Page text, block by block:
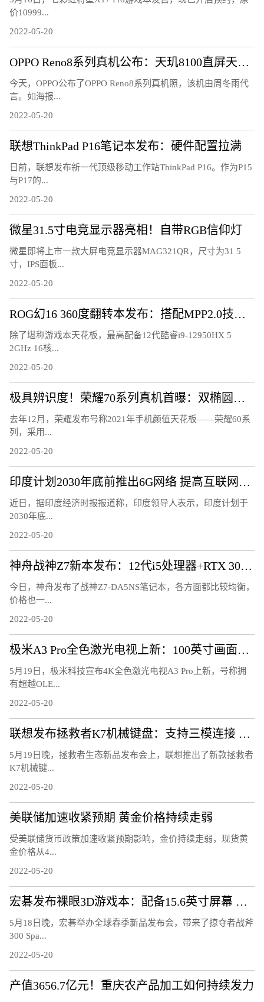
价10999...
2022-05-20
OPPO Reno8系列真机公布：天玑8100直屏天花板
今天，OPPO公布了OPPO Reno8系列真机照，该机由周冬雨代
言。如海报...
2022-05-20
联想ThinkPad P16笔记本发布：硬件配置拉满
日前，联想发布新一代顶级移动工作站ThinkPad P16。作为P15
与P17的...
2022-05-20
微星31.5寸电竞显示器亮相！自带RGB信仰灯
微星即将上市一款大屏电竞显示器MAG321QR，尺寸为31 5
寸，IPS面板...
2022-05-20
ROG幻16 360度翻转本发布：搭配MPP2.0技术触控笔
除了堪称游戏本天花板，最高配备12代酷睿i9-12950HX 5
2GHz 16核...
2022-05-20
极具辨识度！荣耀70系列真机首曝：双椭圆镜头太吸睛
去年12月，荣耀发布号称2021年手机颜值天花板——荣耀60系
列，采用...
2022-05-20
印度计划2030年底前推出6G网络 提高互联网速度
近日，据印度经济时报报道称，印度领导人表示，印度计划于
2030年底...
2022-05-20
神舟战神Z7新本发布：12代i5处理器+RTX 3050显卡
今日，神舟发布了战神Z7-DA5NS笔记本，各方面都比较均衡，
价格也一...
2022-05-20
极米A3 Pro全色激光电视上新：100英寸画面超OLED电视
5月19日，极米科技宣布4K全色激光电视A3 Pro上新，号称拥
有超越OLE...
2022-05-20
联想发布拯救者K7机械键盘：支持三模连接 可热插拔
5月19日晚，拯救者生态新品发布会上，联想推出了新款拯救者
K7机械键...
2022-05-20
美联储加速收紧预期 黄金价格持续走弱
受美联储货币政策加速收紧预期影响，金价持续走弱，现货黄
金价格从4...
2022-05-20
宏碁发布裸眼3D游戏本：配备15.6英寸屏幕 高端硬件
5月18日晚，宏碁举办全球春季新品发布会，带来了掠夺者战斧
300 Spa...
2022-05-20
产值3656.7亿元！重庆农产品加工如何持续发力